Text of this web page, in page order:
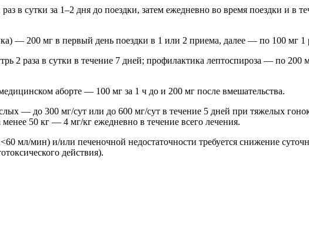
в сутки за 1–2 дня до поездки, затем ежедневно во время поездки и в
— 200 мг в первый день поездки в 1 или 2 приема, далее — по 100 мг 1
2 раза в сутки в течение 7 дней; профилактика лептоспироза — по
аборте — 100 мг за 1 ч до и 200 мг после вмешательства.
— до 300 мг/сут или до 600 мг/сут в течение 5 дней при тяжелых
менее 50 кг — 4 мг/кг ежедневно в течение всего лечения.
мл/мин) и/или печеночной недостаточности требуется снижение
действия).